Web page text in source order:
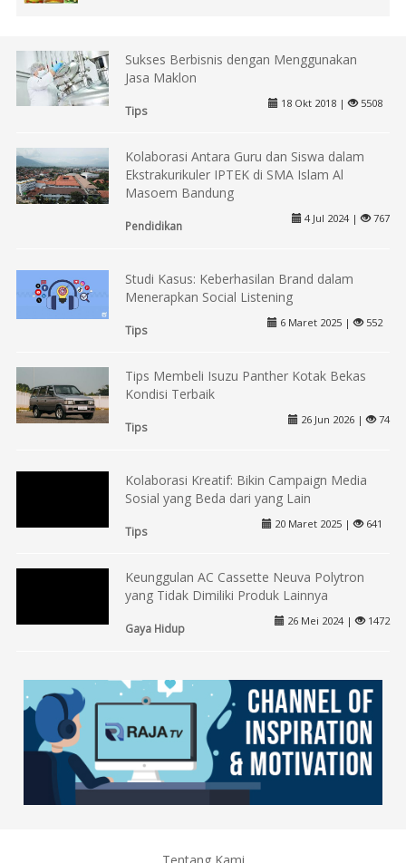
Sukses Berbisnis dengan Menggunakan
Jasa Maklon
Tips
18 Okt 2018 | 5508
Kolaborasi Antara Guru dan Siswa dalam
Ekstrakurikuler IPTEK di SMA Islam Al
Masoem Bandung
Pendidikan
4 Jul 2024 | 767
Studi Kasus: Keberhasilan Brand dalam
Menerapkan Social Listening
Tips
6 Maret 2025 | 552
Tips Membeli Isuzu Panther Kotak Bekas
Kondisi Terbaik
Tips
26 Jun 2026 | 74
Kolaborasi Kreatif: Bikin Campaign Media
Sosial yang Beda dari yang Lain
Tips
20 Maret 2025 | 641
Keunggulan AC Cassette Neuva Polytron
yang Tidak Dimiliki Produk Lainnya
Gaya Hidup
26 Mei 2024 | 1472